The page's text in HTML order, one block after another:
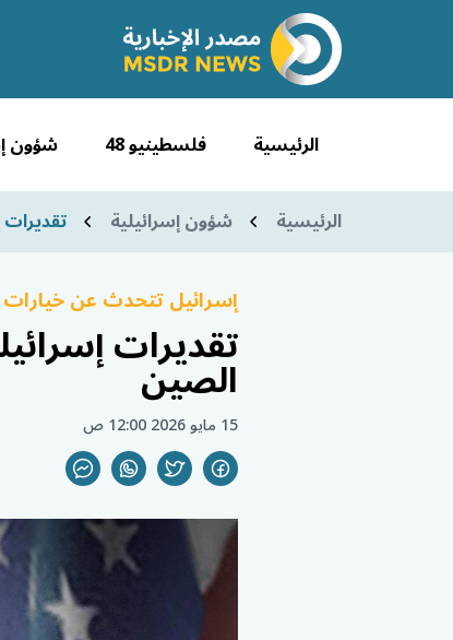
الرئيسية فلسطينيو 48 شؤون
الرئيسية شؤون إسرائيلية
إسرائيل تتحدث عن
تقديرات
الصين
15 مايو 2026 12:00 ص